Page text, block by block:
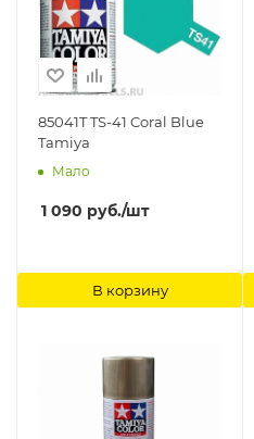
85041T TS-41 Coral Blue
Tamiya
Мало
1 090 руб./шт
В корзину